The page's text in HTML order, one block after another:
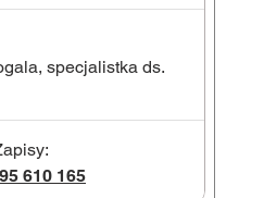
specjalistka ds.
610 165